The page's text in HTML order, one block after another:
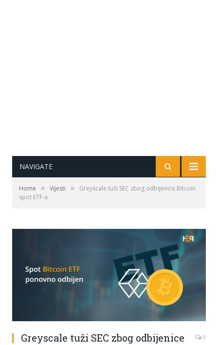
NAVIGATE
Home » Vijesti »
Greyscale tuži SEC zbog odbijenice Bitcoin
spot ETF-a
Greyscale tuži SEC zbog odbijenice
0